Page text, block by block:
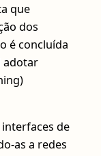
que
dos
é concluída
adotar
de
as a redes